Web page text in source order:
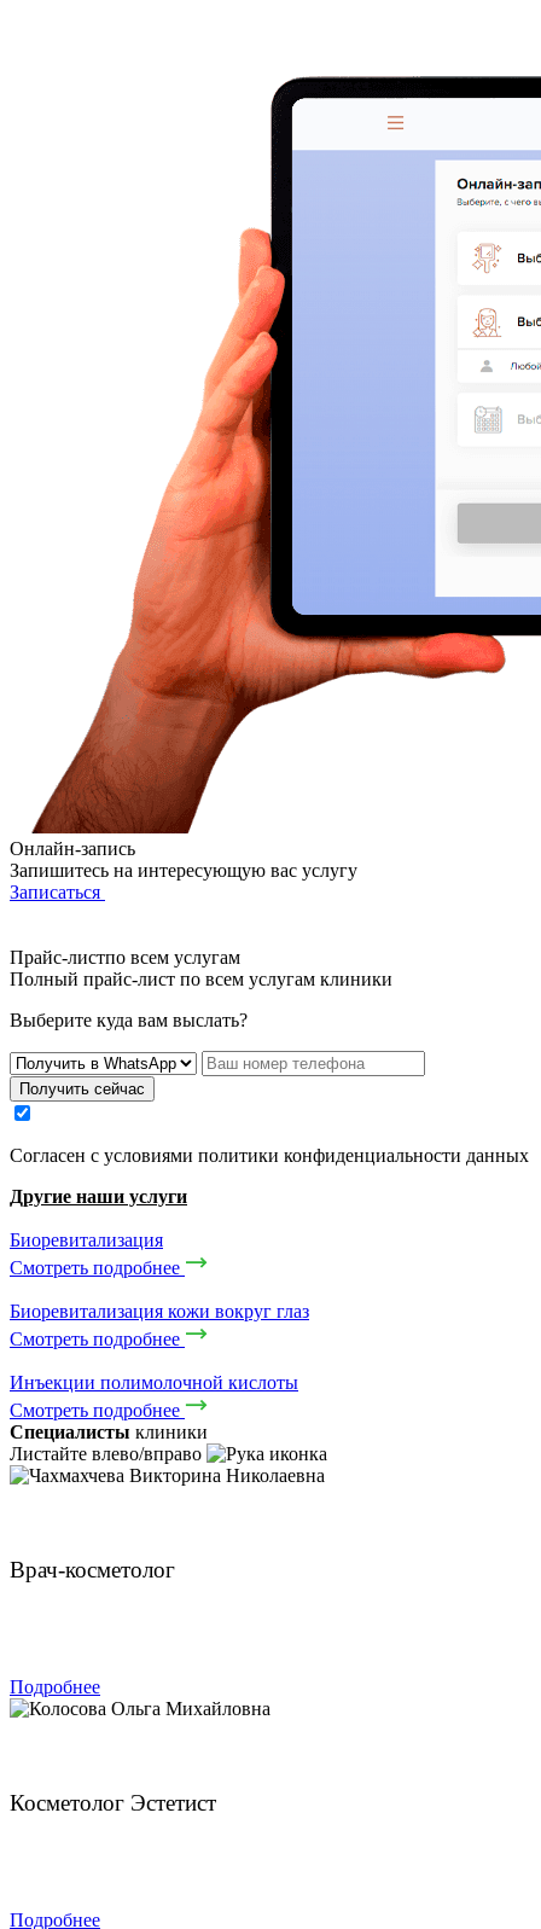
Онлайн-запись
Запишитесь на интересующую вас услугу
Записаться
Прайс-листпо всем услугам
Полный прайс-лист по всем услугам клиники
Выберите куда вам выслать?
Получить сейчас
Cогласен с условиями политики конфиденциальности данных
Другие наши услуги
Биоревитализация
Смотреть подробнее
Биоревитализация кожи вокруг глаз
Смотреть подробнее
Инъекции полимолочной кислоты
Смотреть подробнее
Специалисты клиники
Листайте влево/вправо
Врач-косметолог
Подробнее
Косметолог Эстетист
Подробнее